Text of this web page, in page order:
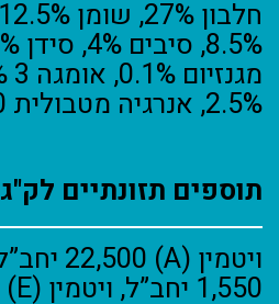
2.5%, אנרגיה מטבולית 3,570 קק”ל לק”ג.
תוספים תזונתיים לק"ג